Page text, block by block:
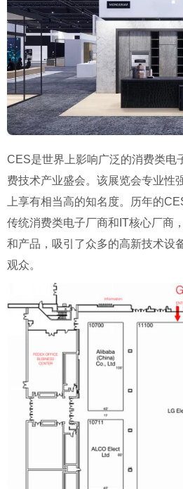
CES是世界上影响广泛的消费类电
费技术产业盛会。该展览会专业性
上享有相当高的知名度。历年的
传统消费类电子厂商和IT核心厂商
和产品，吸引了众多的高新技术设
观众。